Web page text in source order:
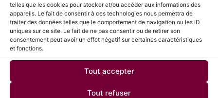
telles que les cookies pour stocker et/ou accéder aux informations des
appareils. Le fait de consentir à ces technologies nous permettra de
traiter des données telles que le comportement de navigation ou les ID
uniques sur ce site. Le fait de ne pas consentir ou de retirer son
consentement peut avoir un effet négatif sur certaines caractéristiques
et fonctions.
Tout accepter
Tout refuser
Capacité à Travailler sous
Pression :
Le métier peut parfois nécessiter de travailler
dans des délais serrés. Le dessinateur-projeteur
doit donc savoir gérer le stress tout en